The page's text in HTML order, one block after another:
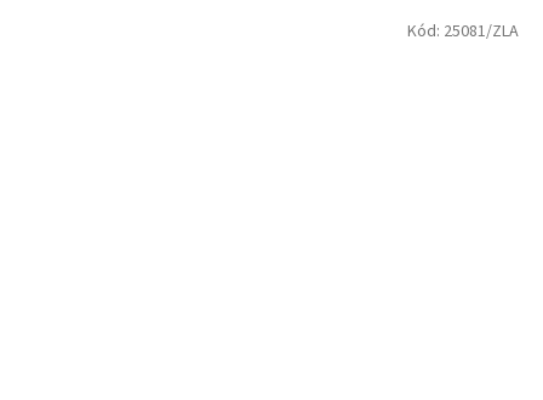
Kód: 25081/ZLA